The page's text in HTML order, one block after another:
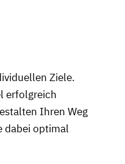
Ziele.
erfolgreich
Ihren Weg
dabei optimal